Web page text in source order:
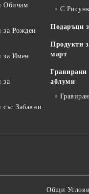
Обичам
за Рожден
за Имен
за
със Забавни
С
Подаръци
Продукти
март
аблуми
Общи